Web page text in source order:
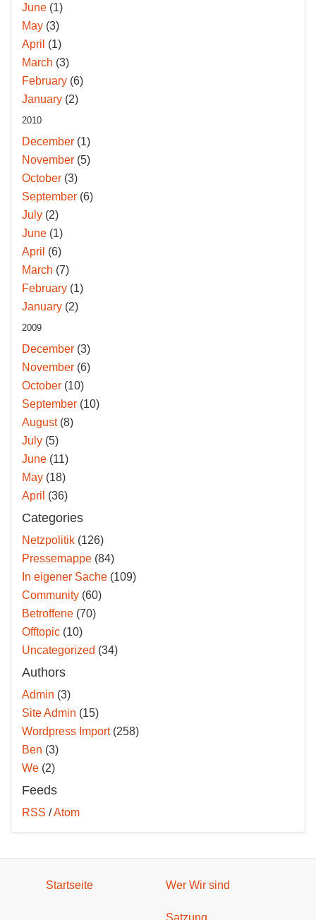
June (1)
May (3)
April (1)
March (3)
February (6)
January (2)
2010
December (1)
November (5)
October (3)
September (6)
July (2)
June (1)
April (6)
March (7)
February (1)
January (2)
2009
December (3)
November (6)
October (10)
September (10)
August(8)
July (5)
June (11)
May (18)
April (36)
Categories
Netzpolitik (126)
Pressemappe (84)
In eigener Sache (109)
Community (60)
Betroffene (70)
Offtopic (10)
Uncategorized (34)
Authors
Admin (3)
Site Admin (15)
Wordpress Import(258)
Ben (3)
We (2)
Feeds
RSS /Atom
Startseite Wer Wir sind
Satzung